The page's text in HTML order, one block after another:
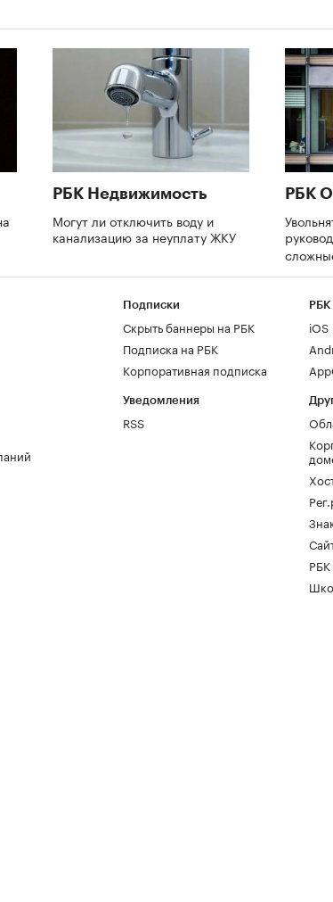
РБК Недвижимость
Могут ли отключить воду и
канализацию за неуплату ЖКУ
РБК
Подписки
Скрыть баннеры на РБК
Подписка на РБК
Корпоративная подписка
Уведомления
RSS
РБК
iOS